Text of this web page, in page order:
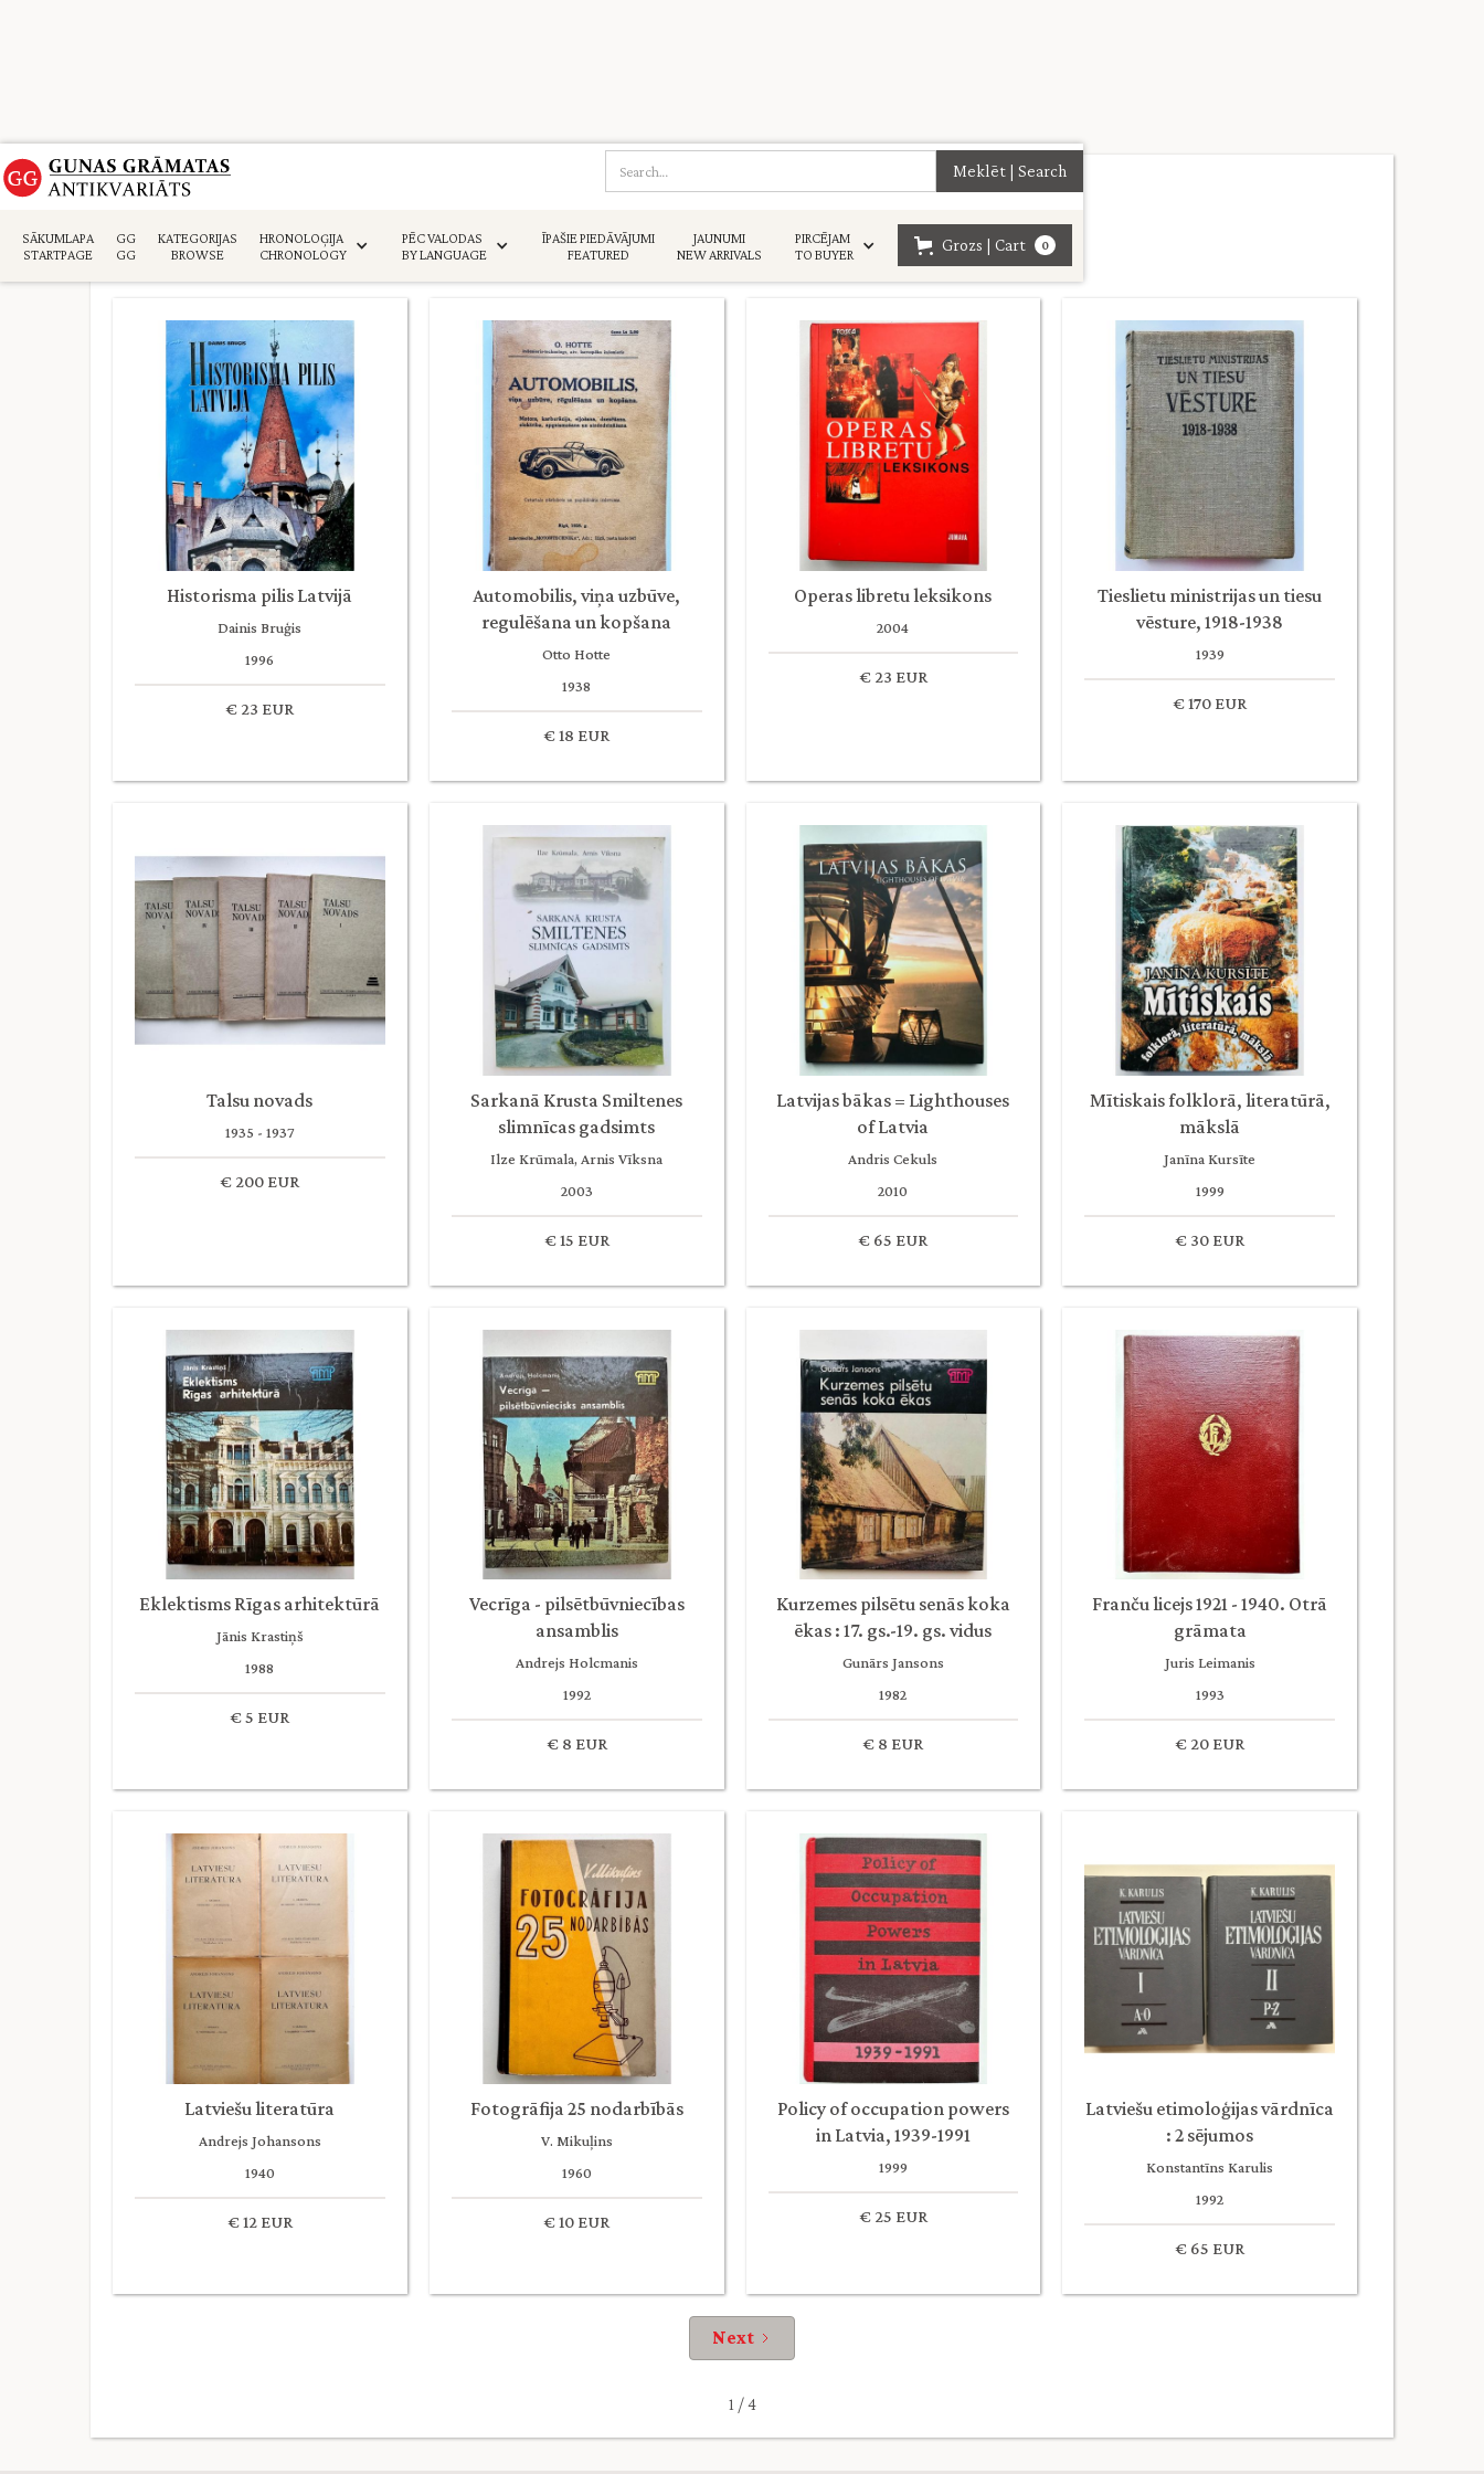
SĀKUMLAPA
STARTPAGE
GG
GG
KATEGORIJAS
BROWSE
HRONOLOĢIJA
CHRONOLOGY
PĒC VALODAS
BY LANGUAGE
ĪPAŠIE PIEDĀVĀJUMI
FEATURED
JAUNUMI
NEW ARRIVALS
PIRCĒJAM
TO BUYER
Grozs | Cart 0
1 / 4
Historisma pilis Latvijā
Dainis Bruģis
1996
€ 23 EUR
Automobilis, viņa uzbūve,
regulēšana un kopšana
Otto Hotte
1938
€ 18 EUR
Operas libretu leksikons
2004
€ 23 EUR
Tieslietu ministrijas un tiesu
vēsture, 1918-1938
1939
€ 170 EUR
Talsu novads
1935 - 1937
€ 200 EUR
Sarkanā Krusta Smiltenes
slimnīcas gadsimts
Ilze Krūmala, Arnis Vīksna
2003
€ 15 EUR
Latvijas bākas = Lighthouses
of Latvia
Andris Cekuls
2010
€ 65 EUR
Mītiskais folklorā, literatūrā,
mākslā
Janīna Kursīte
1999
€ 30 EUR
Eklektisms Rīgas arhitektūrā
Jānis Krastiņš
1988
€ 5 EUR
Vecrīga - pilsētbūvniecības
ansamblis
Andrejs Holcmanis
1992
€ 8 EUR
Kurzemes pilsētu senās koka
ēkas : 17. gs.-19. gs. vidus
Gunārs Jansons
1982
€ 8 EUR
Franču licejs 1921 - 1940. Otrā
grāmata
Juris Leimanis
1993
€ 20 EUR
Latviešu literatūra
Andrejs Johansons
1940
€ 12 EUR
Fotogrāfija 25 nodarbībās
V. Mikuļins
1960
€ 10 EUR
Policy of occupation powers
in Latvia, 1939-1991
1999
€ 25 EUR
Latviešu etimoloģijas vārdnīca
: 2 sējumos
Konstantīns Karulis
1992
€ 65 EUR
Next
1 / 4